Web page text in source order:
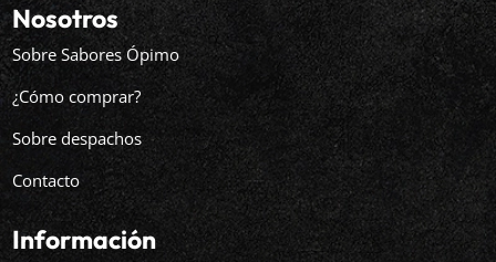
Nosotros
Sobre Sabores Ópimo
¿Cómo comprar?
Sobre despachos
Contacto
Información